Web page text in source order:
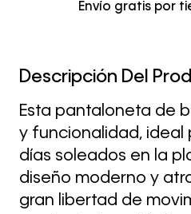
Envío gratis por
Descripción Del
Esta pantaloneta de
y funcionalidad, ideal
días soleados en la
diseño moderno y
gran libertad de